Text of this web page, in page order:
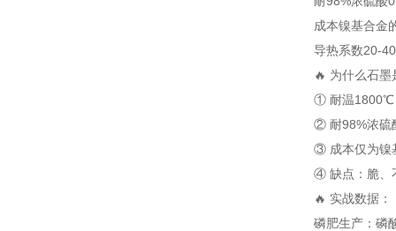
成本镍基合金
导热系数20-
🔥 为什么石墨
① 耐温
② 耐98%浓硫
③ 成本仅为镍
④ 缺点：脆、
🔥 实战数据：
磷肥生产：磷